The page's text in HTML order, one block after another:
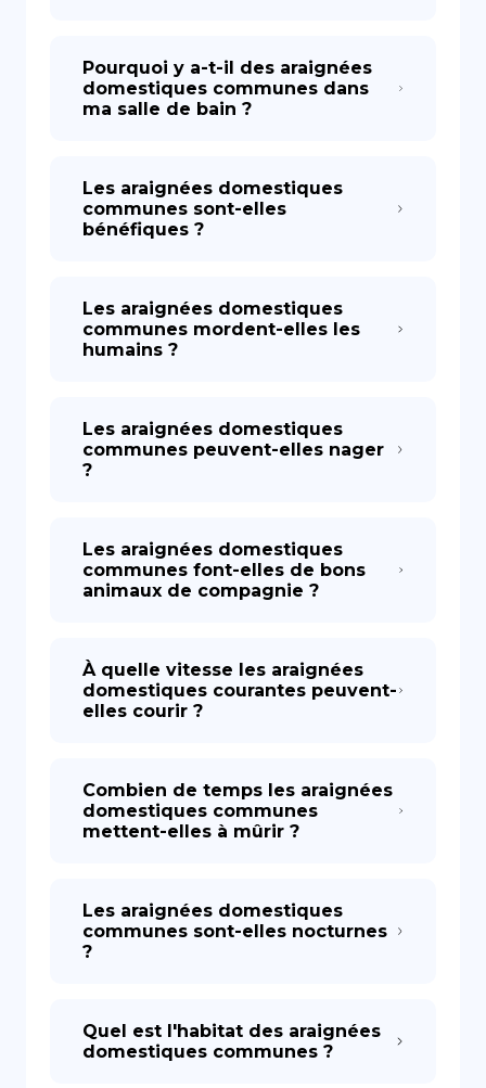
Pourquoi y a-t-il des araignées
domestiques communes dans
ma salle de bain ?
Les araignées domestiques
communes sont-elles
bénéfiques ?
Les araignées domestiques
communes mordent-elles les
humains ?
Les araignées domestiques
communes peuvent-elles nager
?
Les araignées domestiques
communes font-elles de bons
animaux de compagnie ?
À quelle vitesse les araignées
domestiques courantes peuvent-
elles courir ?
Combien de temps les araignées
domestiques communes
mettent-elles à mûrir ?
Les araignées domestiques
communes sont-elles nocturnes
?
Quel est l'habitat des araignées
domestiques communes ?